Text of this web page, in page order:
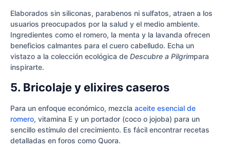
Elaborados sin siliconas, parabenos ni sulfatos, atraen a los
usuarios preocupados por la salud y el medio ambiente.
Ingredientes como el romero, la menta y la lavanda ofrecen
beneficios calmantes para el cuero cabelludo. Echa un
vistazo a la colección ecológica de Descubre a Pilgrimpara
inspirarte.
5. Bricolaje y elixires caseros
Para un enfoque económico, mezcla aceite esencial de
romero, vitamina E y un portador (coco o jojoba) para un
sencillo estímulo del crecimiento. Es fácil encontrar recetas
detalladas en foros como Quora.